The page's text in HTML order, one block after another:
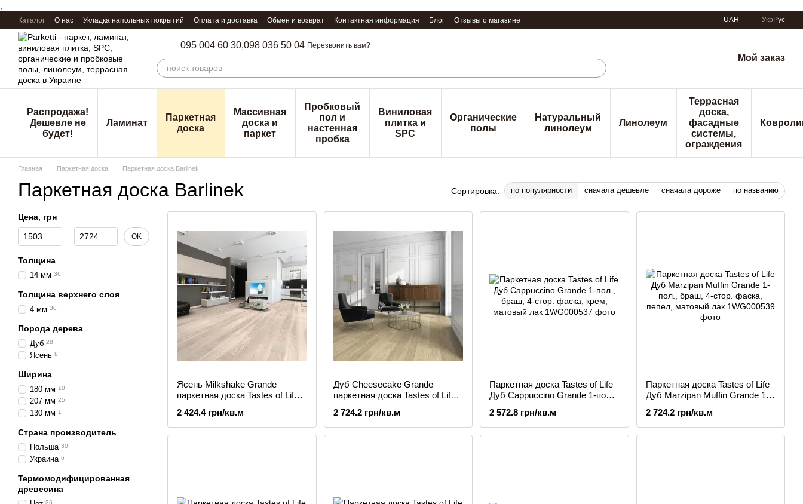
Перейти к основному контенту
Каталог О нас Укладка напольных покрытий Оплата и доставка Обмен и возврат Контактная информация Блог Отзывы о магазине UAH Укр Рус
095 004 60 30,098 036 50 04 Перезвонить вам?
Мой заказ
Распродажа!
Дешевле не
будет!
Ламинат
Паркетная
доска
Массивная
доска и
паркет
Пробковый
пол и
настенная
пробка
Виниловая
плитка и
SPC
Органические
полы
Натуральный
линолеум
Линолеум
Террасная
доска,
фасадные
системы,
ограждения
Главная Паркетная доска Паркетная доска Barlinek
Паркетная доска Barlinek Сортировка: по популярности сначала дешевле сначала дороже по названию
Ясень Milkshake Grande
паркетная доска Tastes of Life
2 424.4 грн/кв.м
Дуб Cheesecake Grande
паркетная доска Tastes of Life
матовый лак
2 724.2 грн/кв.м
Паркетная доска Tastes of Life
Дуб Cappuccino Grande 1-пол.,
матовый лак
2 572.8 грн/кв.м
Паркетная доска Tastes of Life
Дуб Marzipan Muffin Grande 1-
пепел, матовый лак
2 724.2 грн/кв.м
Цена, грн
От Цена, грн
До Цена, грн OK
Толщина
14 мм 36
Толщина верхнего слоя
4 мм 30
Порода дерева
Дуб 28
Ясень 8
Ширина
180 мм 10
207 мм 25
130 мм 1
Страна производитель
Польша 30
Украина 6
Термомодифицированная
древесина
36